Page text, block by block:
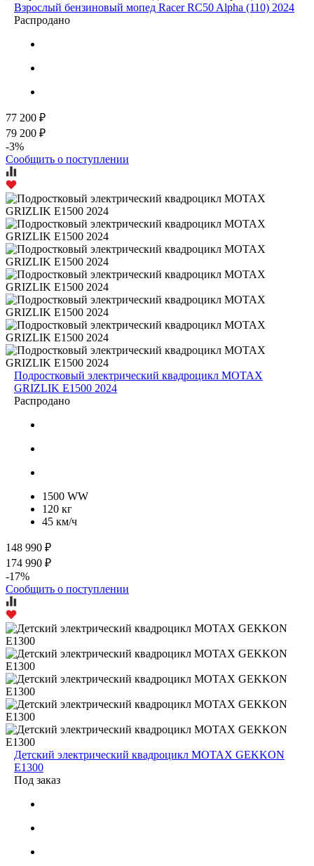
Взрослый бензиновый мопед Racer RC50 Alpha (110) 2024
Распродано
77 200 ₽
79 200 ₽
-3%
Сообщить о поступлении
Подростковый электрический квадроцикл MOTAX
GRIZLIK E1500 2024
Распродано
1500 WW
120 кг
45 км/ч
148 990 ₽
174 990 ₽
-17%
Сообщить о поступлении
Детский электрический квадроцикл MOTAX GEKKON
E1300
Под заказ